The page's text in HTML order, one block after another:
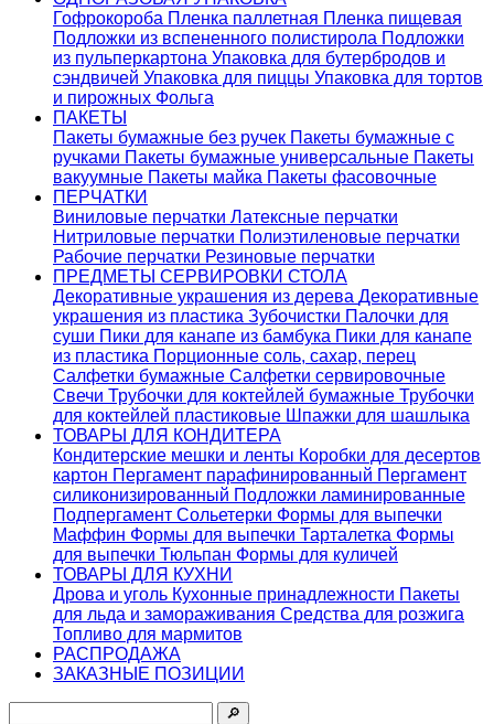
Гофрокороба Пленка паллетная Пленка пищевая
Подложки из вспененного полистирола Подложки
из пульперкартона Упаковка для бутербродов и
сэндвичей Упаковка для пиццы Упаковка для тортов
и пирожных Фольга
ПАКЕТЫ
Пакеты бумажные без ручек Пакеты бумажные с
ручками Пакеты бумажные универсальные Пакеты
вакуумные Пакеты майка Пакеты фасовочные
ПЕРЧАТКИ
Виниловые перчатки Латексные перчатки
Нитриловые перчатки Полиэтиленовые перчатки
Рабочие перчатки Резиновые перчатки
ПРЕДМЕТЫ СЕРВИРОВКИ СТОЛА
Декоративные украшения из дерева Декоративные
украшения из пластика Зубочистки Палочки для
суши Пики для канапе из бамбука Пики для канапе
из пластика Порционные соль, сахар, перец
Салфетки бумажные Салфетки сервировочные
Свечи Трубочки для коктейлей бумажные Трубочки
для коктейлей пластиковые Шпажки для шашлыка
ТОВАРЫ ДЛЯ КОНДИТЕРА
Кондитерские мешки и ленты Коробки для десертов
картон Пергамент парафинированный Пергамент
силиконизированный Подложки ламинированные
Подпергамент Сольетерки Формы для выпечки
Маффин Формы для выпечки Тарталетка Формы
для выпечки Тюльпан Формы для куличей
ТОВАРЫ ДЛЯ КУХНИ
Дрова и уголь Кухонные принадлежности Пакеты
для льда и замораживания Средства для розжига
Топливо для мармитов
РАСПРОДАЖА
ЗАКАЗНЫЕ ПОЗИЦИИ
🔎︎